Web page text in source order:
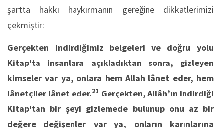
şartta hakkı haykırmanın gereğine dikkatlerimizi
çekmiştir:
Gerçekten indirdiğimiz belgeleri ve doğru yolu
Kitap'ta insanlara açıkladıktan sonra, gizleyen
kimseler var ya, onlara hem Allah lânet eder, hem
lânetçiler lânet eder.21 Gerçekten, Allâh’ın indirdiği
Kitap'tan bir şeyi gizlemede bulunup onu az bir
değere değişenler var ya, onların karınlarına